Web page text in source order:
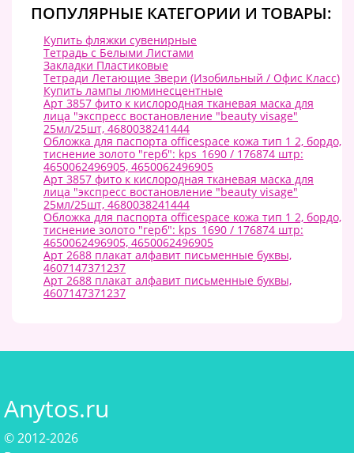
ПОПУЛЯРНЫЕ КАТЕГОРИИ И ТОВАРЫ:
Купить фляжки сувенирные
Тетрадь с Белыми Листами
Закладки Пластиковые
Тетради Летающие Звери (Изобильный / Офис Класс)
Купить лампы люминесцентные
Арт 3857 фито к кислородная тканевая маска для
лица "экспресс востановление "beauty visage"
25мл/25шт, 4680038241444
Обложка для паспорта officespace кожа тип 1 2, бордо,
тиснение золото "герб": kps_1690 / 176874 штр:
4650062496905, 4650062496905
Арт 3857 фито к кислородная тканевая маска для
лица "экспресс востановление "beauty visage"
25мл/25шт, 4680038241444
Обложка для паспорта officespace кожа тип 1 2, бордо,
тиснение золото "герб": kps_1690 / 176874 штр:
4650062496905, 4650062496905
Арт 2688 плакат алфавит письменные буквы,
4607147371237
Арт 2688 плакат алфавит письменные буквы,
4607147371237
Anytos.ru
© 2012-2026